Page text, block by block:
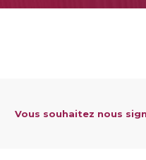
Vous souhaitez nous